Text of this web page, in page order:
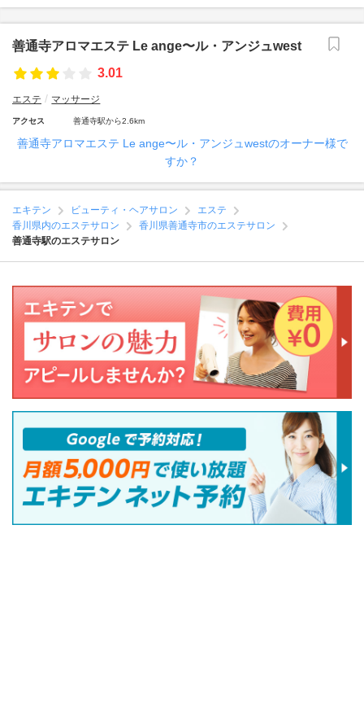
善通寺アロマエステ Le ange〜ル・アンジュwest
3.01
エステ マッサージ
アクセス 善通寺駅から2.6km
善通寺アロマエステ Le ange〜ル・アンジュwestのオーナー様で
すか？
エキテン ビューティ・ヘアサロン
エステ
香川県内のエステサロン
香川県善通寺市のエステサロン
善通寺駅のエステサロン